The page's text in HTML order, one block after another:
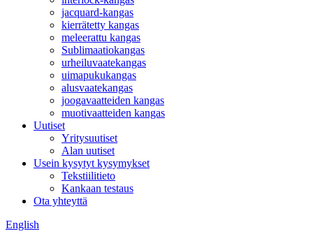
jacquard-kangas
kierrätetty kangas
meleerattu kangas
Sublimaatiokangas
urheiluvaatekangas
uimapukukangas
alusvaatekangas
joogavaatteiden kangas
muotivaatteiden kangas
Uutiset
Yritysuutiset
Alan uutiset
Usein kysytyt kysymykset
Tekstiilitieto
Kankaan testaus
Ota yhteyttä
English